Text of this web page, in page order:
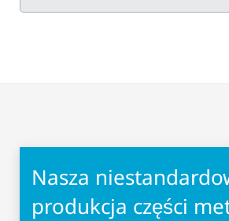
Nasza
produkcja części